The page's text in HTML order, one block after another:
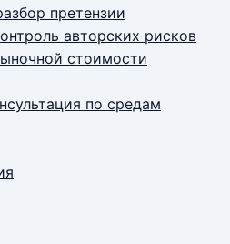
претензии
авторских рисков
стоимости
по средам